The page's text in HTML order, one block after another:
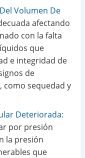
Volumen De
afectando
con la falta
que
e integridad de
de
como sequedad y
Deteriorada:
por presión
la presión
que